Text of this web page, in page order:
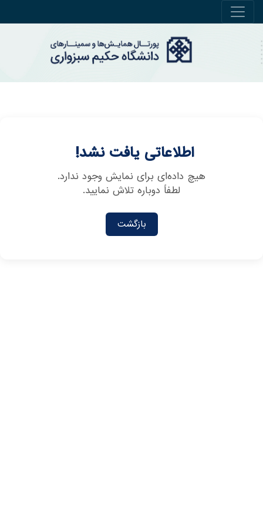
اطلاعاتی یافت نشد!
هیچ داده‌ای برای نمایش وجود ندارد.
لطفاً دوباره تلاش نمایید.
بازگشت